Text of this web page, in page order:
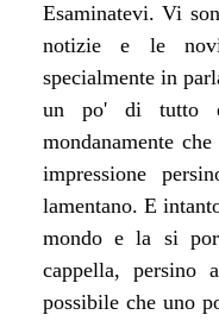
Esaminatevi. Vi
notizie e le
specialmente in
un po' di tutto
mondanamente
impressione
lamentano. E
mondo e la si
cappella, persino
possibile che uno